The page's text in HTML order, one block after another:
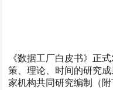
《数据工厂白皮书》正
策、理论、时间的研究
家机构共同研究编制（附